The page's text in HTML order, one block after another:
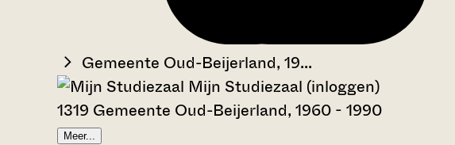
Gemeente Oud-Beijerland, 19...
Mijn Studiezaal (inloggen)
1319 Gemeente Oud-Beijerland, 1960 - 1990
Meer...